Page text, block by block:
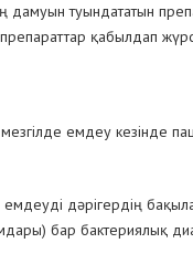
дамуын туындататын
қабылдап
емдеу кезінде
дәрігердің
бар бактериялық